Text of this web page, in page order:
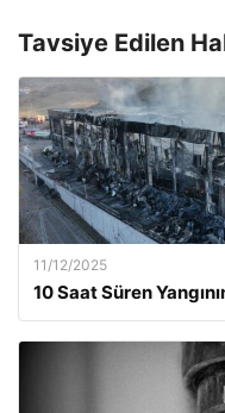
Tavsiye Edilen
11/12/2025
10 Saat Süren